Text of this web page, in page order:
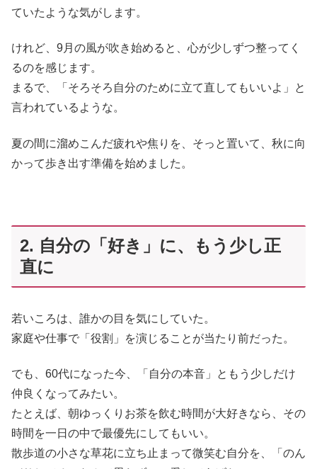
ていたような気がします。
けれど、9月の風が吹き始めると、心が少しずつ整ってく
るのを感じます。
まるで、「そろそろ自分のために立て直してもいいよ」と
言われているような。
夏の間に溜めこんだ疲れや焦りを、そっと置いて、秋に向
かって歩き出す準備を始めました。
2. 自分の「好き」に、もう少し正
直に
若いころは、誰かの目を気にしていた。
家庭や仕事で「役割」を演じることが当たり前だった。
でも、60代になった今、「自分の本音」ともう少しだけ
仲良くなってみたい。
たとえば、朝ゆっくりお茶を飲む時間が大好きなら、その
時間を一日の中で最優先にしてもいい。
散歩道の小さな草花に立ち止まって微笑む自分を、「のん